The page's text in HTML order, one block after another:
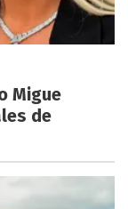
Migue
de